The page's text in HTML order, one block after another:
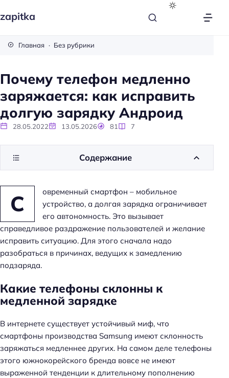
zapitka
Главная Без рубрики
Почему телефон медленно
заряжается: как исправить
долгую зарядку Андроид
28.05.2022 13.05.2026 81 7
С
овременный смартфон – мобильное
устройство, а долгая зарядка ограничивает
его автономность. Это вызывает
справедливое раздражение пользователей и желание
исправить ситуацию. Для этого сначала надо
разобраться в причинах, ведущих к замедлению
подзаряда.
Какие телефоны склонны к
медленной зарядке
В интернете существует устойчивый миф, что
смартфоны производства Samsung имеют склонность
заряжаться медленнее других. На самом деле телефоны
этого южнокорейского бренда вовсе не имеют
выраженной тенденции к длительному пополнению
Содержание